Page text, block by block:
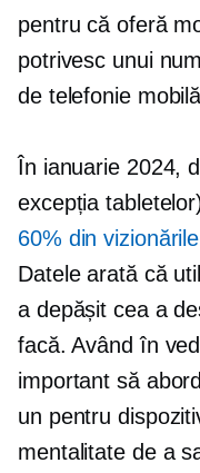
pentru că oferă
potrivesc unui
de telefonie
În ianuarie 2024,
excepția
60% din
Datele arată că
a depășit cea a
facă. Având în
important să
un pentru
mentalitate de a